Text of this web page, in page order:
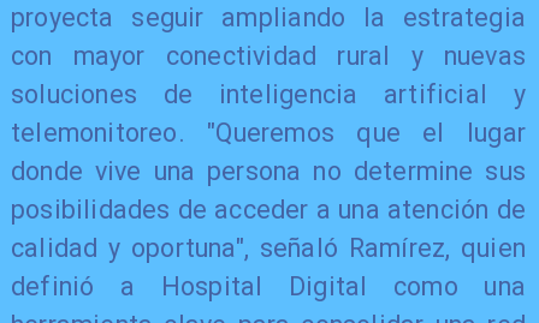
proyecta seguir ampliando la estrategia
con mayor conectividad rural y nuevas
soluciones de inteligencia artificial y
telemonitoreo. "Queremos que el lugar
donde vive una persona no determine sus
posibilidades de acceder a una atención de
calidad y oportuna", señaló Ramírez, quien
definió a Hospital Digital como una